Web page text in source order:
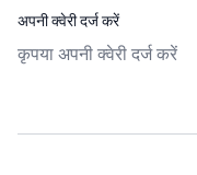
अपनी क्वेरी दर्ज करें